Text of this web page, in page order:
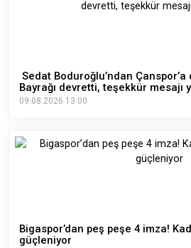
Sedat Boduroğlu’ndan
Bayrağı devretti, teşekkür mesajı
09.08.2026 13:00
Bigaspor’dan peş peşe 4 imza!
güçleniyor